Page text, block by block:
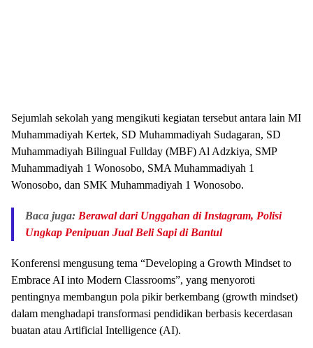
Sejumlah sekolah yang mengikuti kegiatan tersebut antara lain MI
Muhammadiyah Kertek, SD Muhammadiyah Sudagaran, SD
Muhammadiyah Bilingual Fullday (MBF) Al Adzkiya, SMP
Muhammadiyah 1 Wonosobo, SMA Muhammadiyah 1
Wonosobo, dan SMK Muhammadiyah 1 Wonosobo.
Baca juga: Berawal dari Unggahan di Instagram, Polisi
Ungkap Penipuan Jual Beli Sapi di Bantul
Konferensi mengusung tema “Developing a Growth Mindset to
Embrace AI into Modern Classrooms”, yang menyoroti
pentingnya membangun pola pikir berkembang (growth mindset)
dalam menghadapi transformasi pendidikan berbasis kecerdasan
buatan atau Artificial Intelligence (AI).